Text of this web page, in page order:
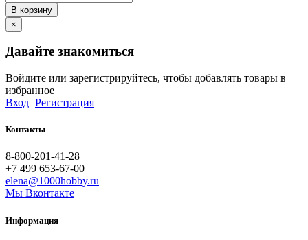
В корзину
×
Давайте знакомиться
Войдите или зарегистрируйтесь, чтобы добавлять товары в
избранное
Вход Регистрация
Контакты
8-800-201-41-28
+7 499 653-67-00
elena@1000hobby.ru
Мы Вконтакте
Информация